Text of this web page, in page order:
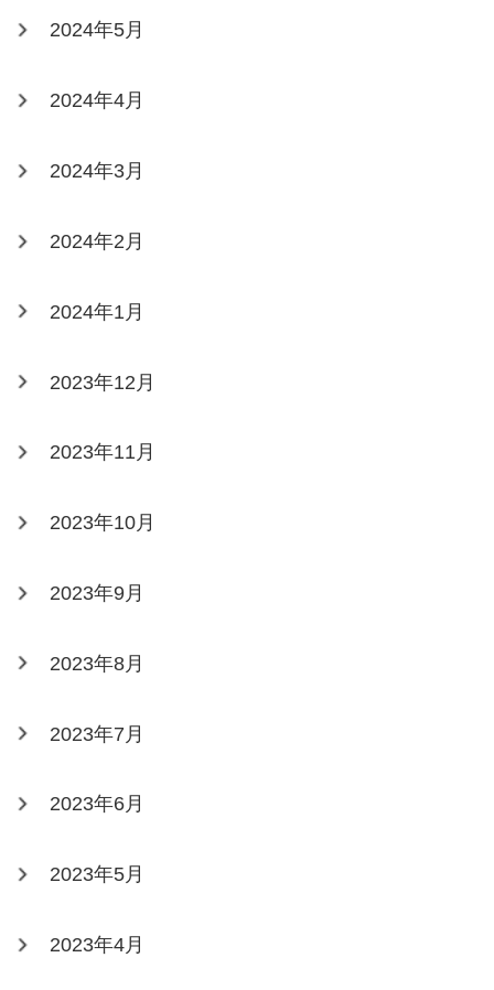
2024年5月
2024年4月
2024年3月
2024年2月
2024年1月
2023年12月
2023年11月
2023年10月
2023年9月
2023年8月
2023年7月
2023年6月
2023年5月
2023年4月